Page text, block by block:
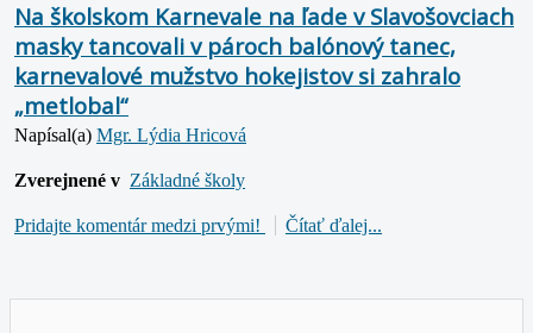
Na školskom Karnevale na ľade v Slavošovciach
masky tancovali v pároch balónový tanec,
karnevalové mužstvo hokejistov si zahralo
„metlobal“
Napísal(a) Mgr. Lýdia Hricová
Zverejnené v Základné školy
Pridajte komentár medzi prvými! Čítať ďalej...